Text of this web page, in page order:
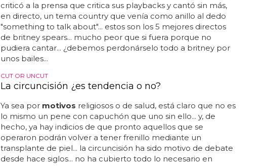
criticó a la prensa que critica sus playbacks y cantó sin más,
en directo, un tema country que venía como anillo al dedo
"something to talk about"... estos son los 5 mejores directos
de britney spears... mucho peor que si fuera porque no
pudiera cantar... ¿debemos perdonárselo todo a britney por
unos bailes...
CUT OR UNCUT
La circuncisión ¿es tendencia o no?
Ya sea por motivos religiosos o de salud, está claro que no es
lo mismo un pene con capuchón que uno sin ello... y, de
hecho, ya hay indicios de que pronto aquellos que se
operaron podrán volver a tener frenillo mediante un
transplante de piel... la circuncisión ha sido motivo de debate
desde hace siglos... no ha cubierto todo lo necesario en